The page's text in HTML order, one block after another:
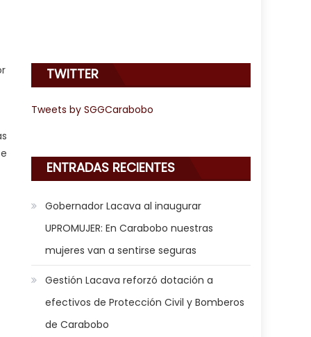
TWITTER
Tweets by SGGCarabobo
ENTRADAS RECIENTES
Gobernador Lacava al inaugurar
UPROMUJER: En Carabobo nuestras
mujeres van a sentirse seguras
Gestión Lacava reforzó dotación a
efectivos de Protección Civil y Bomberos
de Carabobo